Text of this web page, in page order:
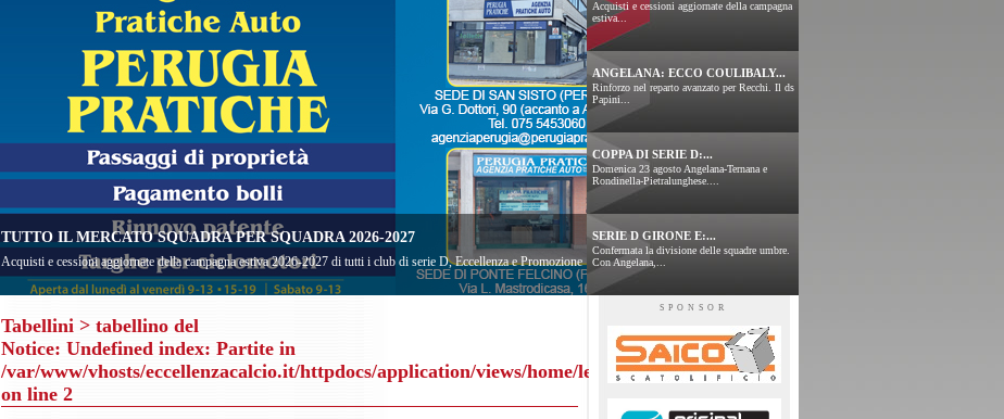
TUTTO IL MERCATO SQUADRA PER SQUADRA 2026-2027
Acquisti e cessioni aggiornate della campagna estiva 2026-2027 di tutti i club di serie D, Eccellenza e Promozione
Acquisti e cessioni aggiornate della campagna
estiva...
ANGELANA: ECCO COULIBALY...
Rinforzo nel reparto avanzato per Recchi. Il ds
Papini...
COPPA DI SERIE D:...
Domenica 23 agosto Angelana-Ternana e
Rondinella-Pietralunghese....
SERIE D GIRONE E:...
Confermata la divisione delle squadre umbre.
Con Angelana,...
Tabellini > tabellino del
Notice: Undefined index: Partite in
/var/www/vhosts/eccellenzacalcio.it/httpdocs/application/views/home/leggitabellini.php
on line 2
SPONSOR